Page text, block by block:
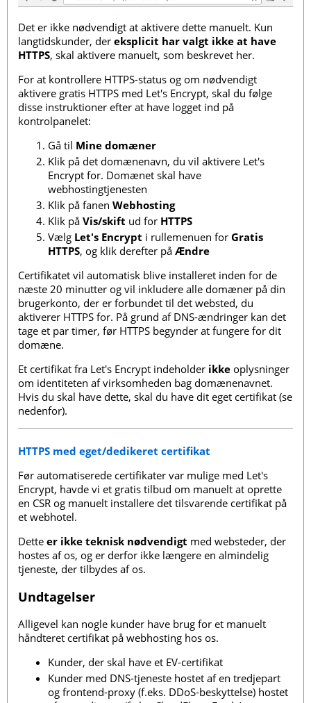
Det er ikke nødvendigt at aktivere dette manuelt. Kun
langtidskunder, der eksplicit har valgt ikke at have
HTTPS, skal aktivere manuelt, som beskrevet her.
For at kontrollere HTTPS-status og om nødvendigt
aktivere gratis HTTPS med Let's Encrypt, skal du følge
disse instruktioner efter at have logget ind på
kontrolpanelet:
Gå til Mine domæner
Klik på det domænenavn, du vil aktivere Let's
Encrypt for. Domænet skal have
webhostingtjenesten
Klik på fanen Webhosting
Klik på Vis/skift ud for HTTPS
Vælg Let's Encrypt i rullemenuen for Gratis
HTTPS, og klik derefter på Ændre
Certifikatet vil automatisk blive installeret inden for de
næste 20 minutter og vil inkludere alle domæner på din
brugerkonto, der er forbundet til det websted, du
aktiverer HTTPS for. På grund af DNS-ændringer kan det
tage et par timer, før HTTPS begynder at fungere for dit
domæne.
Et certifikat fra Let's Encrypt indeholder ikke oplysninger
om identiteten af ​​virksomheden bag domænenavnet.
Hvis du skal have dette, skal du have dit eget certifikat (se
nedenfor).
HTTPS med eget/dedikeret certifikat
Før automatiserede certifikater var mulige med Let's
Encrypt, havde vi et gratis tilbud om manuelt at oprette
en CSR og manuelt installere det tilsvarende certifikat på
et webhotel.
Dette er ikke teknisk nødvendigt med websteder, der
hostes af os, og er derfor ikke længere en almindelig
tjeneste, der tilbydes af os.
Undtagelser
Alligevel kan nogle kunder have brug for et manuelt
håndteret certifikat på webhosting hos os.
Kunder, der skal have et EV-certifikat
Kunder med DNS-tjeneste hostet af en tredjepart
og frontend-proxy (f.eks. DDoS-beskyttelse) hostet